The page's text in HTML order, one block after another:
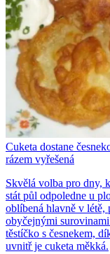
Cuketa dostane
rázem vyřešená
Skvělá volba pro dny,
stát půl odpoledne u
oblíbená hlavně v létě,
obyčejnými
těstíčko s česnekem,
uvnitř je cuketa měkká.